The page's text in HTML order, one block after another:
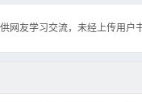
网友学习交流，未经上传用户